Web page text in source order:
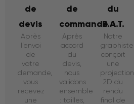
de
devis
Après
l’envoi
de
votre
demande,
vous
recevez
une
de
commande
Après
accord
du
devis,
nous
validons
ensemble
: tailles,
du
B.A.T.
Notre
graphiste
conçoit
une
projection
2D du
rendu
final de